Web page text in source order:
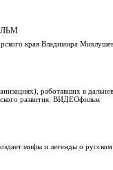
края Владимира
работавших в
развития. ВИДЕОфильм
мифы и легенды о